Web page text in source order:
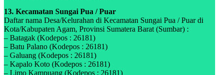
13. Kecamatan Sungai Pua / Puar
Daftar nama Desa/Kelurahan di Kecamatan Sungai Pua / Puar di
Kota/Kabupaten Agam, Provinsi Sumatera Barat (Sumbar) :
– Batagak (Kodepos : 26181)
– Batu Palano (Kodepos : 26181)
– Galuang (Kodepos : 26181)
– Kapalo Koto (Kodepos : 26181)
– Limo Kampuang (Kodepos : 26181)